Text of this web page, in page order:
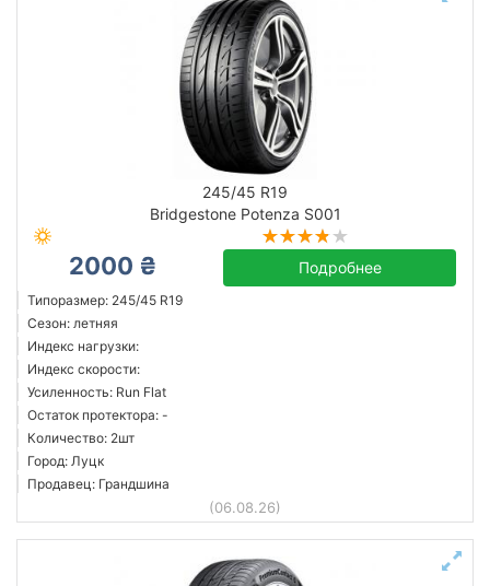
245/45 R19
Bridgestone Potenza S001
2000 ₴ Подробнее
Типоразмер: 245/45 R19
Сезон: летняя
Индекс нагрузки:
Индекс скорости:
Усиленность: Run Flat
Остаток протектора: -
Количество: 2шт
Город: Луцк
Продавец: Грандшина
(06.08.26)